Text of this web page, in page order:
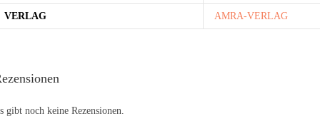
VERLAG AMRA-VERLAG
gibt noch keine Rezensionen.